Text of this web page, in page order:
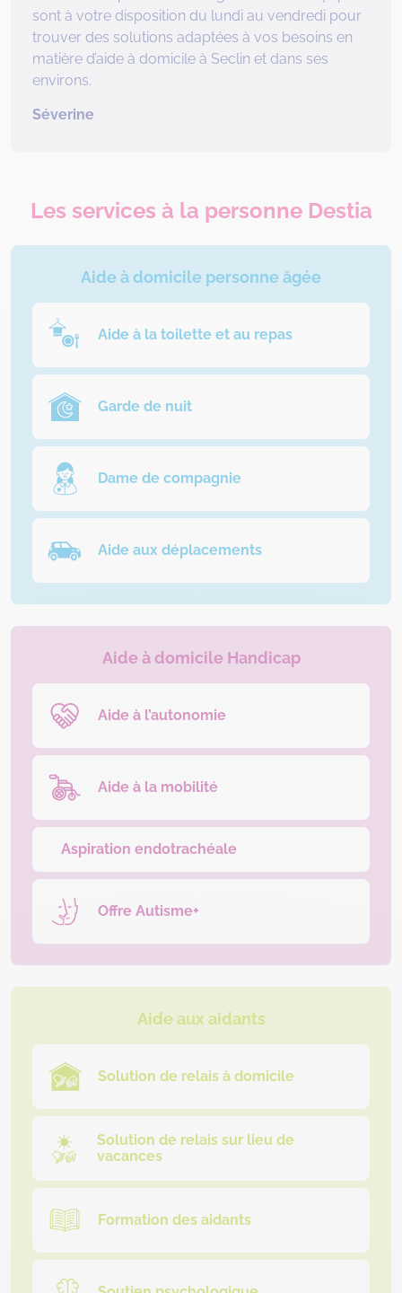
sont à votre disposition du lundi au vendredi pour
trouver des solutions adaptées à vos besoins en
matière d’aide à domicile à Seclin et dans ses
environs.
Séverine
Les services à la personne Destia
Aide à domicile personne âgée
Aide à la toilette et au repas
Garde de nuit
Dame de compagnie
Aide aux déplacements
Aide à domicile Handicap
Aide à l’autonomie
Aide à la mobilité
Aspiration endotrachéale
Offre Autisme+
Aide aux aidants
Solution de relais à domicile
Solution de relais sur lieu de
vacances
Formation des aidants